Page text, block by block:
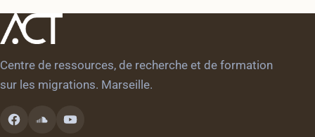
Centre de ressources, de recherche et de formation
sur les migrations. Marseille.